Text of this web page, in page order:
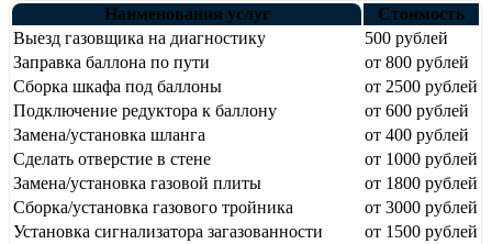
Наименования услуг
Стоимость
Выезд газовщика на диагностику
500 рублей
Заправка баллона по пути
от 800 рублей
Сборка шкафа под баллоны
от 2500 рублей
Подключение редуктора к баллону
от 600 рублей
Замена/установка шланга
от 400 рублей
Сделать отверстие в стене
от 1000 рублей
Замена/установка газовой плиты
от 1800 рублей
Сборка/установка газового тройника
от 3000 рублей
Установка сигнализатора загазованности
от 1500 рублей